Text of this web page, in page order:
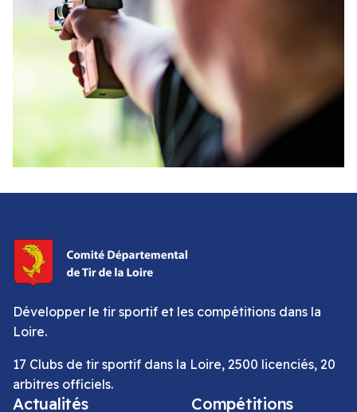
Développer le tir sportif et les compétitions dans la
Loire.
17 Clubs de tir sportif dans la Loire, 2500 licenciés, 20
arbitres officiels.
Actualités Compétitions